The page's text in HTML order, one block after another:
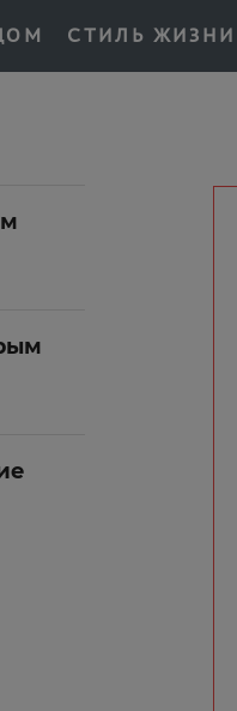
СТИЛЬ ЖИЗНИ